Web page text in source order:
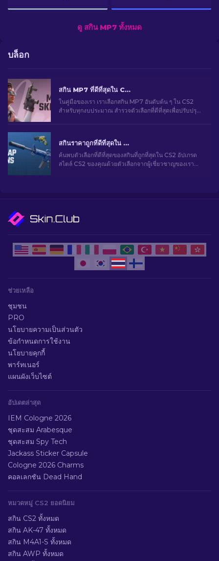
ดู สกิน MP7 ทั้งหมด
บล็อก
สกิน MP7 ที่ดีที่สุดใน CS2 สําหรับทุกงบประมาณ [2026]
ในคู่มือของเรา เราเลือกสกิน MP7 อันดับต้น ๆ ใน CS2
สำหรับทุกงบประมาณ สำรวจตัวเลือกที่ดีที่สุดเพื่อปรับปรุง
สกินราคาถูกที่ดีที่สุดใน CS2 [2026]
ค้นพบตัวเลือกที่ดีที่สุดของสกินที่ถูกที่สุดใน CS2 อัปเกรด
สไตล์ CS2 ของคุณด้วยตัวเลือกจากผู้เชี่ยวชาญของเรา
ช่วยเหลือ
ชุมชน
PRO
นโยบายความเป็นส่วนตัว
ข้อกำหนดการใช้งาน
นโยบายคุกกี้
พาร์ทเนอร์
แผนผังเว็บไซต์
อัปเดตล่าสุด
IEM Cologne 2026
ชุดสะสม Arabesque
ชุดสะสม Spy Tech
Jackass Sticker Capsule
Cologne 2026 Charms
คอลเลกชัน Dead Hand
หมวดหมู่ CS2 ยอดนิยม
สกิน CS2 ทั้งหมด
สกิน AK-47 ทั้งหมด
สกิน M4A1-S ทั้งหมด
สกิน AWP ทั้งหมด